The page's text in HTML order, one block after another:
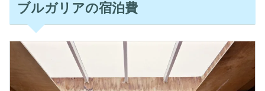
ブルガリアの宿泊費